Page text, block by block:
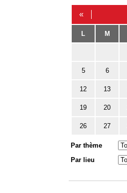
«
L M
5 6
12 13
19 20
26 27
Par thème
Par lieu